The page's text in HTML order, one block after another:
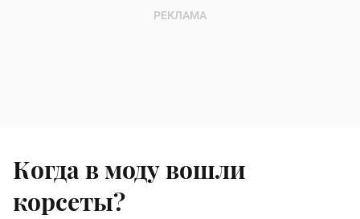
Когда в моду вошли
корсеты?